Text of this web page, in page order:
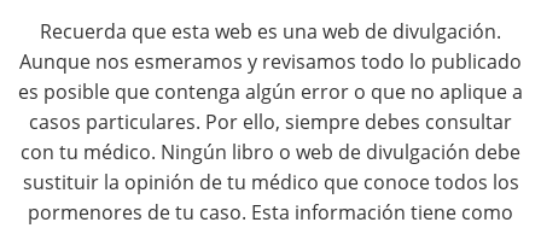
a
Recuerda que esta web es una web de divulgación.
Aunque nos esmeramos y revisamos todo lo publicado
es posible que contenga algún error o que no aplique a
casos particulares. Por ello, siempre debes consultar
con tu médico. Ningún libro o web de divulgación debe
sustituir la opinión de tu médico que conoce todos los
pormenores de tu caso. Esta información tiene como